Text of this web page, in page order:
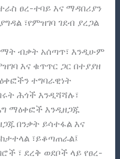
ፀረ-ተባይ እና ማዳበሪያን
፣የምዝገባ ገደብ ያረጋል
ብቃት አሰጣጥ፣ እንዲሁም
እና ቁጥጥር ጋር በተያያዘ
ተግባራዊነት
ሕጎች እንዲሻሻሉ፣
ማዕቀፎች እንዲዘጋጁ
በንቃት ይሳተፋል እና
፣ይቆጣጠራል፤
፣ ደረቅ ወደቦች ላይ የፀረ-